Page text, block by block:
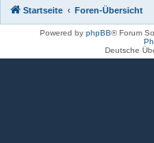
Startseite Foren-Übersicht
Powered by phpBB® Forum
Deutsche